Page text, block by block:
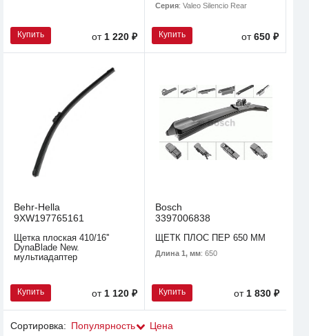
Купить от 1 220 ₽
Серия: Valeo Silencio Rear
Купить от650 ₽
Behr-Hella
9XW197765161
Щетка плоская 410/16''
DynaBlade New.
мультиадаптер
Купить от1 120 ₽
Bosch
3397006838
ЩЕТК ПЛОС ПЕР 650 MM
Длина 1, мм: 650
Купить от1 830 ₽
Сортировка: Популярность Цена